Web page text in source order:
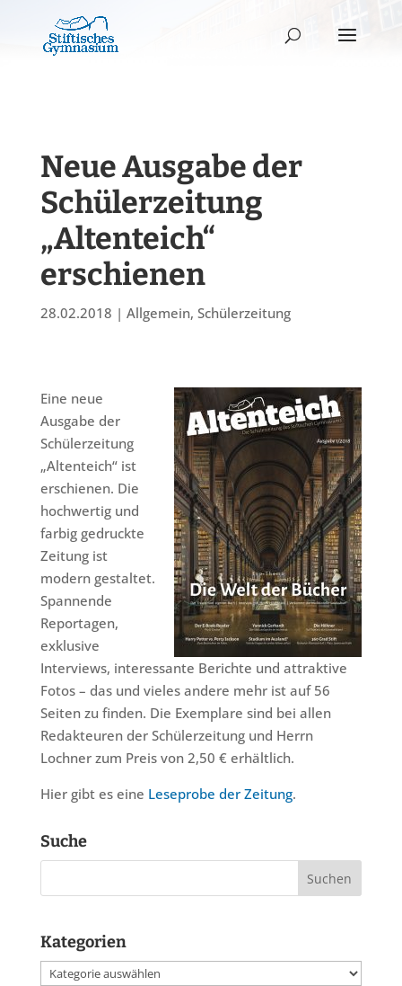
Neue Ausgabe der
Schülerzeitung
„Altenteich“
erschienen
28.02.2018 | Allgemein, Schülerzeitung
Eine neue
Ausgabe der
Schülerzeitung
„Altenteich“ ist
erschienen. Die
hochwertig und
farbig gedruckte
Zeitung ist
modern gestaltet.
Spannende
Reportagen,
exklusive
Interviews, interessante Berichte und attraktive
Fotos – das und vieles andere mehr ist auf 56
Seiten zu finden. Die Exemplare sind bei allen
Redakteuren der Schülerzeitung und Herrn
Lochner zum Preis von 2,50 € erhältlich.
Hier gibt es eine Leseprobe der Zeitung.
Suche
Kategorien
Kategorien